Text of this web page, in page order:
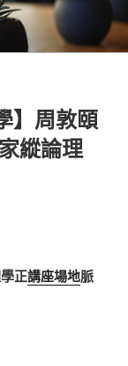
】周敦頤
縱論理
正講座場地脈